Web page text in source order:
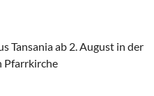
Tansania ab 2. August in der
Pfarrkirche